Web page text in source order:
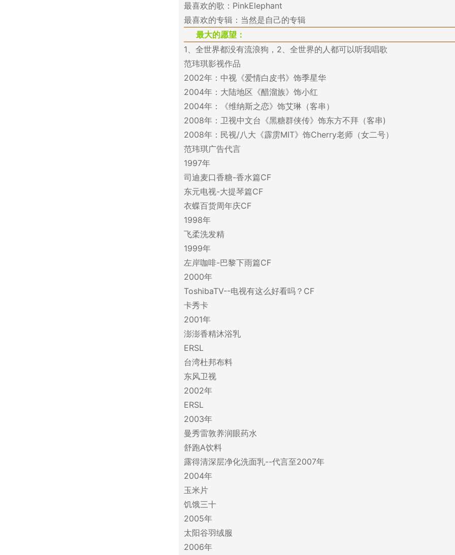
最喜欢的歌：PinkElephant
最喜欢的专辑：当然是自己的专辑
最大的愿望：
1、全世界都没有流浪狗，2、全世界的人都可以听我唱歌
范玮琪影视作品
2002年：中视《爱情白皮书》饰季星华
2004年：大陆地区《醋溜族》饰小红
2004年：《维纳斯之恋》饰艾琳（客串）
2008年：卫视中文台《黑糖群侠传》饰东方不拜（客串)
2008年：民视/八大《霹雳MIT》饰Cherry老师（女二号）
范玮琪广告代言
1997年
司迪麦口香糖-香水篇CF
东元电视-大提琴篇CF
衣蝶百货周年庆CF
1998年
飞柔洗发精
1999年
左岸咖啡-巴黎下雨篇CF
2000年
ToshibaTV--电视有这么好看吗？CF
卡秀卡
2001年
澎澎香精沐浴乳
ERSL
台湾杜邦布料
东风卫视
2002年
ERSL
2003年
曼秀雷敦养润眼药水
舒跑A饮料
露得清深层净化洗面乳--代言至2007年
2004年
玉米片
饥饿三十
2005年
太阳谷羽绒服
2006年